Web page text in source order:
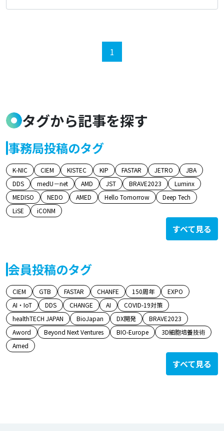
1
タグから記事を探す
事務局投稿のタグ
K-NIC CIEM KISTEC KIP FASTAR JETRO
JBA
DDS
medU－net AMD JST BRAVE2023
Luminx
MEDISO
NEDO AMED Hello Tomorrow
Deep Tech
LiSE
iCONM
すべて見る
会員投稿のタグ
CIEM GTB FASTAR CHANFE 150周年
EXPO
AI・IoT
DDS CHANGE AI
COVID-19対策
healthTECH JAPAN
BioJapan DX開発
BRAVE2023
Aword
Beyond Next Ventures BIO-Europe
3D細胞培養技術
Amed
すべて見る